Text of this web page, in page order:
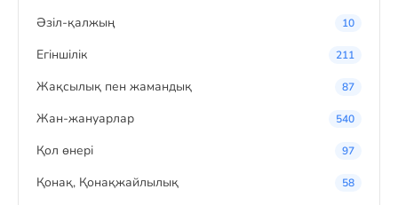
Әзіл-қалжың 10
Егіншілік 211
Жақсылық пен жамандық 87
Жан-жануарлар 540
Қол өнері 97
Қонақ, Қонақжайлылық 58